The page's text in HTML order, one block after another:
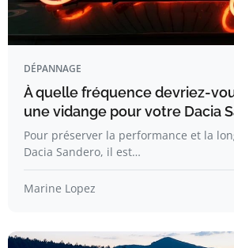
DÉPANNAGE
À quelle fréquence devriez-
une vidange pour votre Dacia
Pour préserver la performance et la
Dacia Sandero, il est…
Marine Lopez